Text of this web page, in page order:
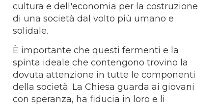
cultura e dell'economia per la costruzione
di una società dal volto più umano e
solidale.
È importante che questi fermenti e la
spinta ideale che contengono trovino la
dovuta attenzione in tutte le componenti
della società. La Chiesa guarda ai giovani
con speranza, ha fiducia in loro e li